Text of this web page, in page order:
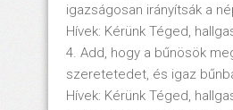
igazságosan irányítsák a
Hívek: Kérünk Téged,
4. Add, hogy a bűnösök
szeretetedet, és igaz
Hívek: Kérünk Téged,